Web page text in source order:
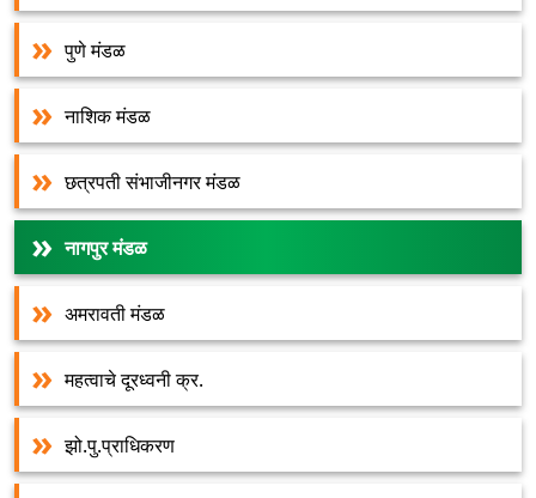
पुणे मंडळ
नाशिक मंडळ
छत्रपती संभाजीनगर मंडळ
नागपुर मंडळ
अमरावती मंडळ
महत्वाचे दूरध्वनी क्र.
झो.पु.प्राधिकरण